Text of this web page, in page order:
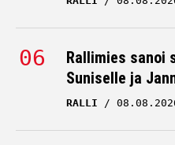
Rallimies sanoi
Suniselle ja
RALLI
Suomalainen